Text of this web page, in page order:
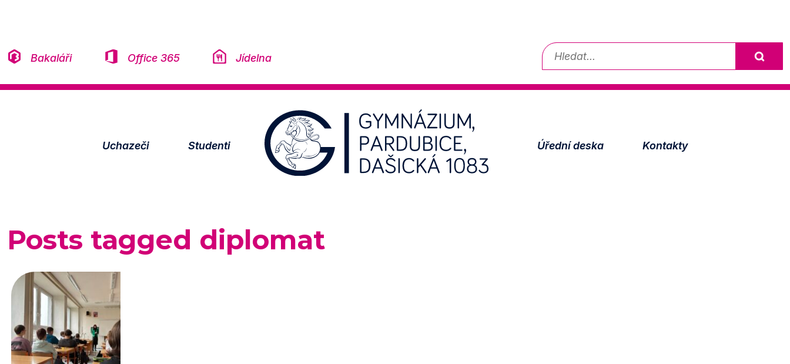
Bakaláři
Office 365 Jídelna
Vyhledávání
Uchazeči Studenti Úřední deska Kontakty
Posts tagged diplomat